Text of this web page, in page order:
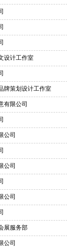
设计工作室
牌策划设计工作室
有限公司
公司
公司
公司
展服务部
公司